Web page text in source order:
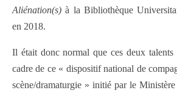
Aliénation(s) à la Bibliothèque
en 2018.
Il était donc normal que ces deux talents
cadre de ce « dispositif national de
scène/dramaturgie » initié par le